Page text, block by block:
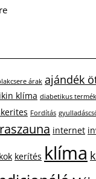
árak ajándék
klíma diabetikus
Fordítás
internet
kerítés klíma